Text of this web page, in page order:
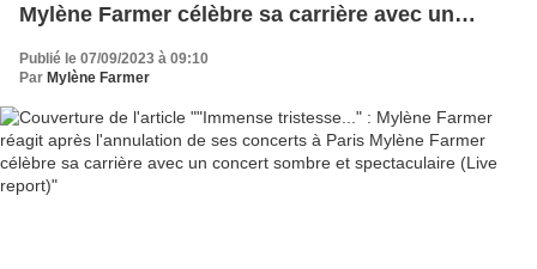
Mylène Farmer célèbre sa carrière avec un
Publié le 07/09/2023 à 09:10
Par Mylène Farmer